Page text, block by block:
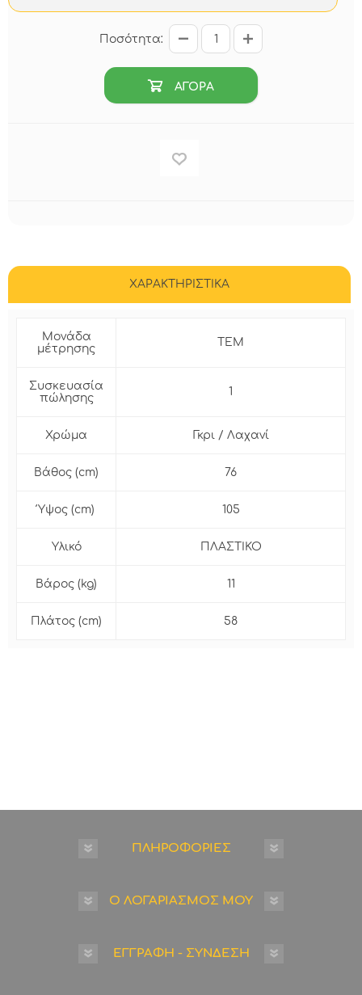
Ποσότητα:
ΑΓΟΡΑ
ΧΑΡΑΚΤΗΡΙΣΤΙΚΑ
Μονάδα
μέτρησης
ΤΕΜ
Συσκευασία
πώλησης
1
Χρώμα Γκρι / Λαχανί
Βάθος (cm) 76
Ύψος (cm) 105
Υλικό ΠΛΑΣΤΙΚΟ
Βάρος (kg) 11
Πλάτος (cm) 58
ΠΛΗΡΟΦΟΡΙΕΣ
Ο ΛΟΓΑΡΙΑΣΜΟΣ ΜΟΥ
ΕΓΓΡΑΦΗ - ΣΥΝΔΕΣΗ